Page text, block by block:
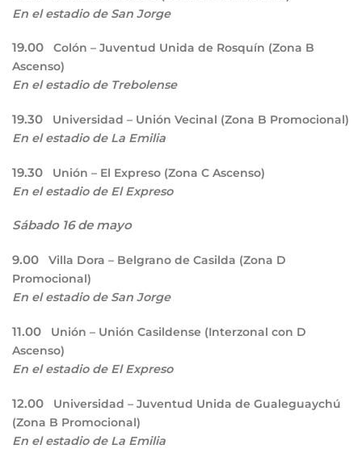
En el estadio de San Jorge
19.00 Colón – Juventud Unida de Rosquín (Zona B
Ascenso)
En el estadio de Trebolense
19.30 Universidad – Unión Vecinal (Zona B Promocional)
En el estadio de La Emilia
19.30 Unión – El Expreso (Zona C Ascenso)
En el estadio de El Expreso
Sábado 16 de mayo
9.00 Villa Dora – Belgrano de Casilda (Zona D
Promocional)
En el estadio de San Jorge
11.00 Unión – Unión Casildense (Interzonal con D
Ascenso)
En el estadio de El Expreso
12.00 Universidad – Juventud Unida de Gualeguaychú
(Zona B Promocional)
En el estadio de La Emilia